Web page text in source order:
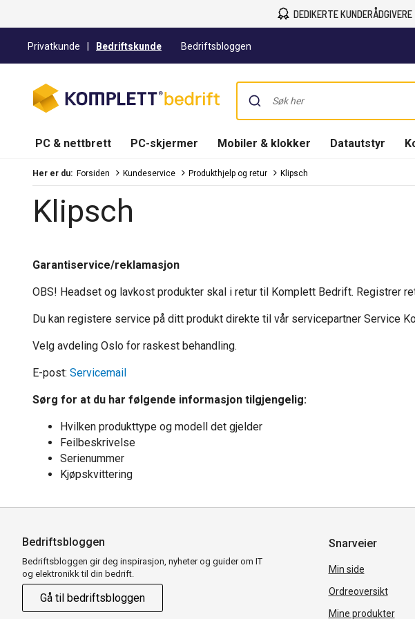
DEDIKERTE KUNDERÅDGIVERE
Privatkunde Bedriftskunde Bedriftsbloggen
PC & nettbrett PC-skjermer Mobiler & klokker Datautstyr
Her er du: Forsiden Kundeservice Produkthjelp og retur Klipsch
Klipsch
Garantiservice/reklamasjon
OBS! Headset og lavkost produkter skal i retur til Komplett Bedrift. Registrer
Du kan registere service på ditt produkt direkte til vår servicepartner Service
Velg avdeling Oslo for raskest behandling.
E-post: Servicemail
Sørg for at du har følgende informasjon tilgjengelig:
Hvilken produkttype og modell det gjelder
Feilbeskrivelse
Serienummer
Kjøpskvittering
Bedriftsbloggen
Bedriftsbloggen gir deg inspirasjon, nyheter og guider om IT
og elektronikk til din bedrift.
Gå til bedriftsbloggen
Snarveier
Min side
Ordreoversikt
Mine produkter